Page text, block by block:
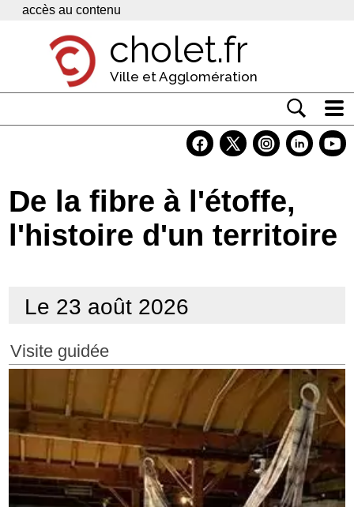
Panneau de gestion des cookies
accès au contenu
cholet.fr
Ville et Agglomération
Economie
Services
De la fibre à l'étoffe,
l'histoire d'un territoire
Le 23 août 2026
Visite guidée